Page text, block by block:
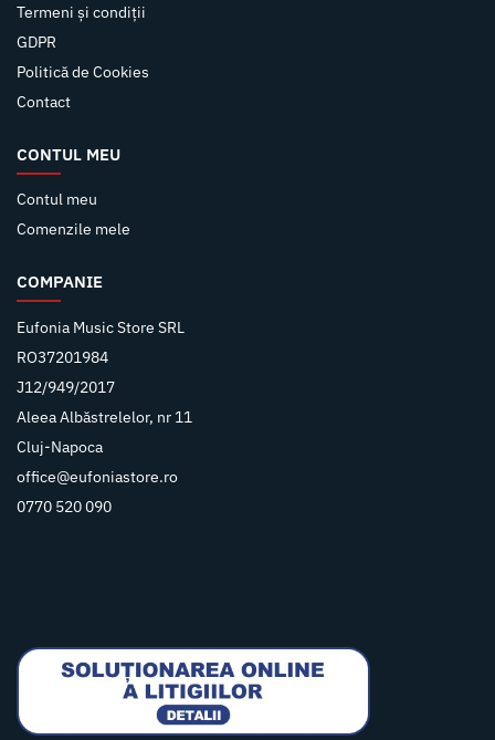
Termeni și condiții
GDPR
Politică de Cookies
Contact
CONTUL MEU
Contul meu
Comenzile mele
COMPANIE
Eufonia Music Store SRL
RO37201984
J12/949/2017
Aleea Albăstrelelor, nr 11
Cluj-Napoca
office@eufoniastore.ro
0770 520 090